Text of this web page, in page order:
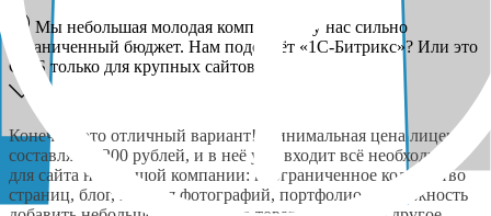
Мы небольшая молодая компания, и у нас сильно
ограниченный бюджет. Нам подойдёт «1С-Битрикс»? Или это
CMS только для крупных сайтов?
Конечно, это отличный вариант! Минимальная цена лицензии
составляет 6200 рублей, и в неё уже входит всё необходимое
для сайта небольшой компании: неограниченное количество
страниц, блог, галерея фотографий, портфолио, возможность